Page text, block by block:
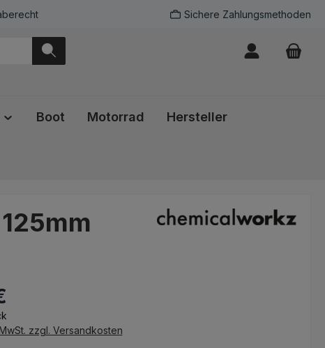
Sichere Zahlungsmethoden
Boot Motorrad Hersteller
zzgl. Versandkosten